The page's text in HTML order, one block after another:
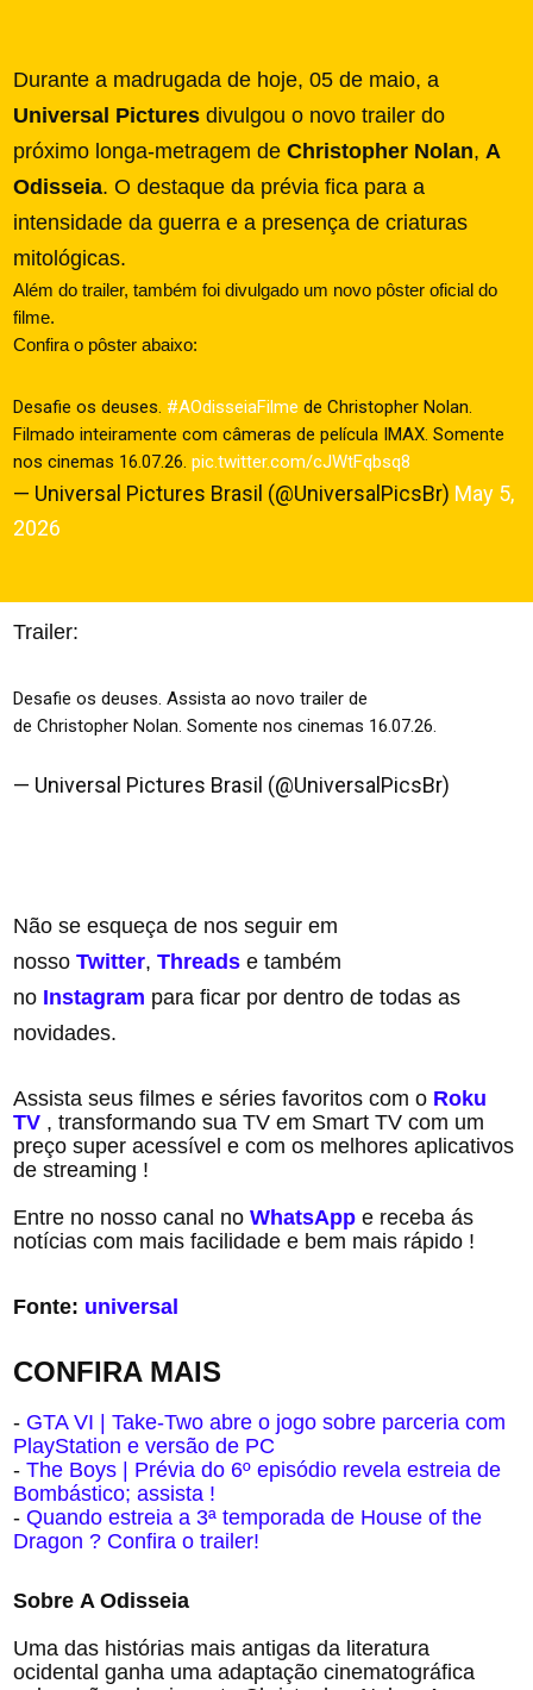
Durante a madrugada de hoje, 05 de maio, a
Universal Picturesdivulgou o novo trailer do
próximo longa-metragem deChristopher Nolan, A
Odisseia. O destaque da prévia fica para a
intensidade da guerra e a presença de criaturas
mitológicas.
Além do trailer, também foi divulgado um novo pôster oficial do
filme.
Confira o pôster abaixo:
Desafie os deuses. #AOdisseiaFilme de Christopher Nolan.
Filmado inteiramente com câmeras de película IMAX. Somente
nos cinemas 16.07.26.pic.twitter.com/cJWtFqbsq8
— Universal Pictures Brasil (@UniversalPicsBr) May 5,
2026
Trailer:
Desafie os deuses. Assista ao novo trailer de
de Christopher Nolan. Somente nos cinemas 16.07.26.
— Universal Pictures Brasil (@UniversalPicsBr)
Não se esqueça de nos seguir em
nossoTwitter, Threads e também
no Instagram para ficar por dentro de todas as
novidades.
Assista seus filmes e séries favoritos com o Roku
TV , transformando sua TV em Smart TV com um
preço super acessível e com os melhores aplicativos
de streaming !
Entre no nosso canal noWhatsApp e receba ás
notícias com mais facilidade e bem mais rápido !
Fonte: universal
CONFIRA MAIS
- GTA VI | Take-Two abre o jogo sobre parceria com
PlayStation e versão de PC
-The Boys | Prévia do 6º episódio revela estreia de
Bombástico; assista !
-Quando estreia a 3ª temporada de House of the
Dragon ? Confira o trailer!
Sobre A Odisseia
Uma das histórias mais antigas da literatura
ocidental ganha uma adaptação cinematográfica